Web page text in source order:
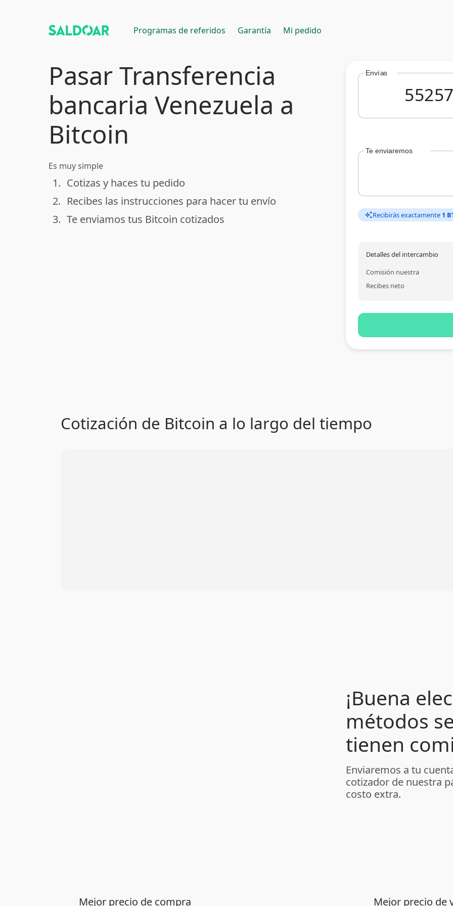
Programas de referidos Garantía Mi pedido
Pasar Transferencia
bancaria Venezuela a
Bitcoin
Es muy simple
done
1. Cotizas y haces tu pedido
done
2. Recibes las instrucciones para hacer tu envío
done
3. Te enviamos tus Bitcoin cotizados
Envías
Te enviaremos
auto_awesomeRecibirás exactamente 1
Detalles del intercambio
Comisión nuestra
Recibes neto
Cotización de Bitcoin a lo largo del tiempo
¡Buena
métodos
tienen
Enviaremos a tu
cotizador de nuestra
costo extra.
Mejor precio de compra Mejor precio de